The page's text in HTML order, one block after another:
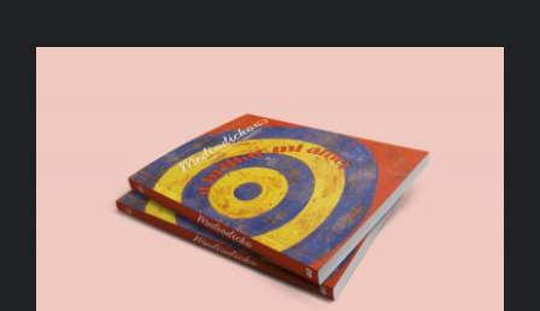
AÑADIR AL CARRITO / DETALLES